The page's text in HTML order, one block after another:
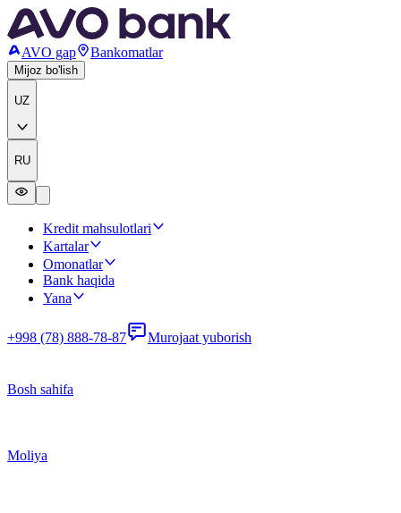
AVO gap Bankomatlar
Mijoz bo'lish
UZ
RU
Kredit mahsulotlari
Kartalar
Omonatlar
Bank haqida
Yana
+998 (78) 888-78-87 Murojaat yuborish
Bosh sahifa
Moliya